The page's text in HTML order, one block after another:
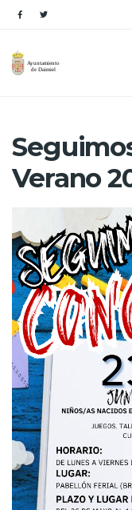
Verano